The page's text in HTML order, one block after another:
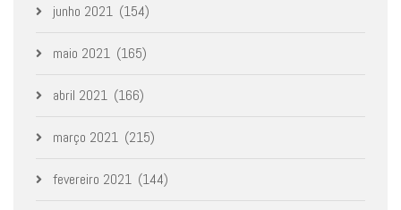
junho 2021 (154)
maio 2021 (165)
abril 2021 (166)
março 2021 (215)
fevereiro 2021 (144)